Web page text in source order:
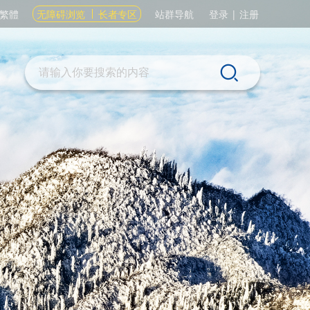
繁體 无障碍浏览 长者专区 站群导航 登录 | 注册